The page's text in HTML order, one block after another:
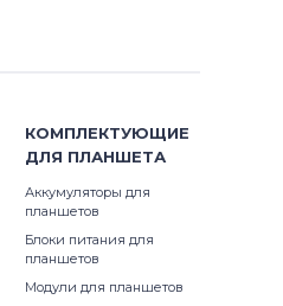
КОМПЛЕКТУЮЩИЕ
ДЛЯ ПЛАНШЕТА
Аккумуляторы для
планшетов
Блоки питания для
планшетов
Модули для планшетов